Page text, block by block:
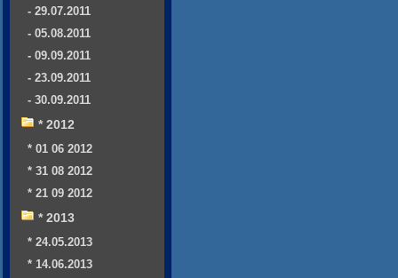
- 29.07.2011
- 05.08.2011
- 09.09.2011
- 23.09.2011
- 30.09.2011
* 2012
* 01 06 2012
* 31 08 2012
* 21 09 2012
* 2013
* 24.05.2013
* 14.06.2013